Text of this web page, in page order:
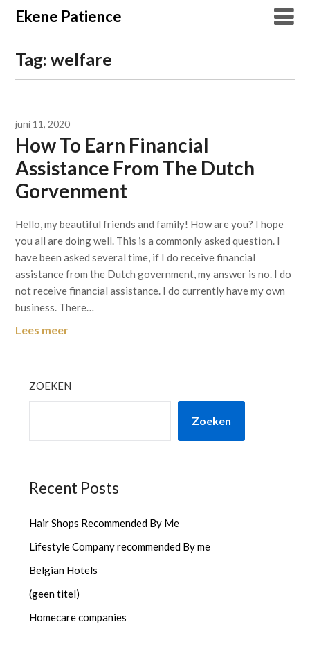
Overslaan
naar
Ekene Patience
Tag:welfare
juni 11, 2020
How To Earn Financial
Assistance From The Dutch
Gorvenment
Hello, my beautiful friends and family! How are you? I hope
you all are doing well. This is a commonly asked question. I
have been asked several time, if I do receive financial
assistance from the Dutch government, my answer is no. I do
not receive financial assistance. I do currently have my own
business. There…
Lees meer
ZOEKEN
Zoeken
Recent Posts
Hair Shops Recommended By Me
Lifestyle Company recommended By me
Belgian Hotels
(geen titel)
Homecare companies